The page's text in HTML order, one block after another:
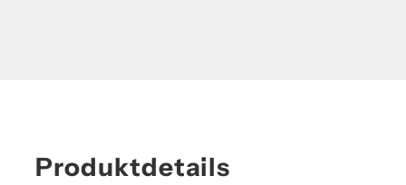
Produktdetails